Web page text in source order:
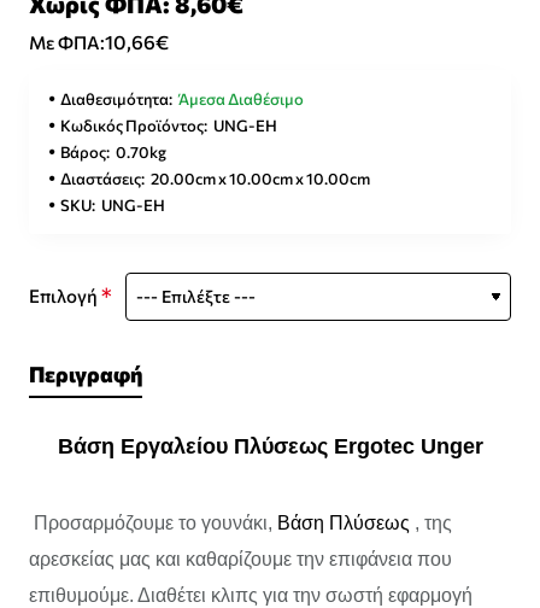
Με ΦΠΑ:10,66€
Διαθεσιμότητα: Άμεσα Διαθέσιμο
Κωδικός Προϊόντος: UNG-EH
Βάρος: 0.70kg
Διαστάσεις: 20.00cm x 10.00cm x 10.00cm
SKU: UNG-EH
Επιλογή
Περιγραφή
Βάση Εργαλείου Πλύσεως Ergotec Unger
Προσαρμόζουμε το γουνάκι, Βάση Πλύσεως , της
αρεσκείας μας και καθαρίζουμε την επιφάνεια που
επιθυμούμε. Διαθέτει κλιπς για την σωστή εφαρμογή